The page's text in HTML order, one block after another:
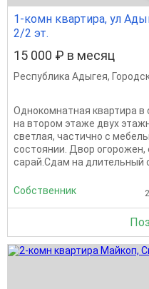
1-комн квартира, ул
2/2 эт.
15 000 ₽ в месяц
Республика Адыгея,
Однокомнатная квартира
на втором этаже двух
светлая, частично с
состоянии. Двор огорожен,
сарай.Сдам на длительный
Собственник